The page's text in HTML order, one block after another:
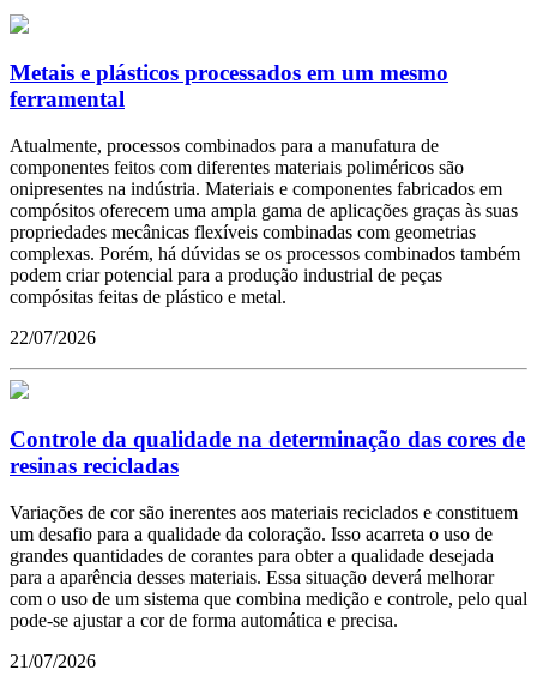
Metais e plásticos processados em um mesmo
ferramental
Atualmente, processos combinados para a manufatura de
componentes feitos com diferentes materiais poliméricos são
onipresentes na indústria. Materiais e componentes fabricados em
compósitos oferecem uma ampla gama de aplicações graças às suas
propriedades mecânicas flexíveis combinadas com geometrias
complexas. Porém, há dúvidas se os processos combinados também
podem criar potencial para a produção industrial de peças
compósitas feitas de plástico e metal.
22/07/2026
Controle da qualidade na determinação das cores de
resinas recicladas
Variações de cor são inerentes aos materiais reciclados e constituem
um desafio para a qualidade da coloração. Isso acarreta o uso de
grandes quantidades de corantes para obter a qualidade desejada
para a aparência desses materiais. Essa situação deverá melhorar
com o uso de um sistema que combina medição e controle, pelo qual
pode-se ajustar a cor de forma automática e precisa.
21/07/2026